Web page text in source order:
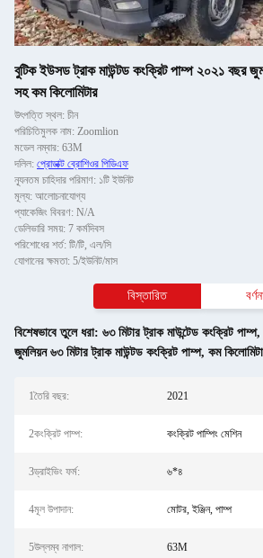
বুটিক ইউসড ট্রাক মাউন্টড কংক্রিট পাম্প ২০২১ বছর
সহ কম কিলোমিটার
উৎপত্তি স্থল: চীন
পরিচিতিমুলক নাম: Zoomlion
মডেল নম্বার: 63M
দলিল: প্রোডাক্ট ব্রোশিওর পিডিএফ
ন্যূনতম চাহিদার পরিমাণ: ১টি ইউনিট
মূল্য: আলোচনাযোগ্য
প্যাকেজিং বিবরণ: N/A
ডেলিভারি সময়: 7 কর্মদিবস
পরিশোধের শর্ত: টি/টি, এল/সি
যোগানের ক্ষমতা: 5/ইউনিট/মাস
বিস্তারিত
বিশেষভাবে তুলে ধরা: ৬৩ মিটার ট্রাক মাউন্টেড কংক্রিট পাম্প,
জুমলিয়ন ৬৩ মিটার ট্রাক মাউন্টড কংক্রিট পাম্প, কম
1তৈরি বছর: 2021
2কংক্রিট পাম্প: কংক্রিট পাম্পিং মেশিন
3ড্রাইভিং ফর্ম: ৬*৪
4মূল উপাদান: মোটর, ইঞ্জিন, পাম্প
5উল্লম্ব নাগাল: 63M